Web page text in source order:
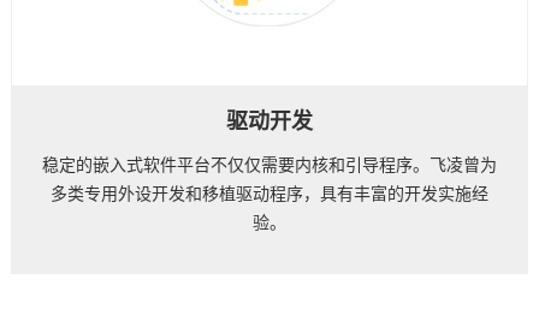
驱动开发
稳定的嵌入式软件平台不仅仅需要内核和引导程序。飞凌曾为
多类专用外设开发和移植驱动程序，具有丰富的开发实施经
验。